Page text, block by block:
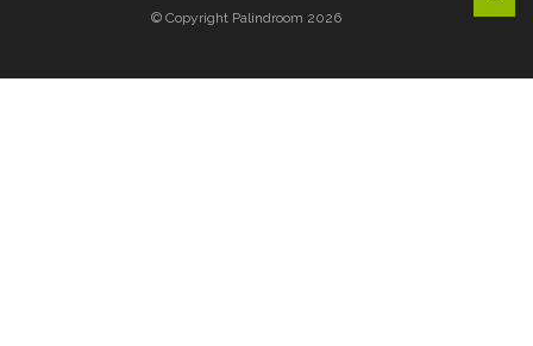
© Copyright Palindroom 2026